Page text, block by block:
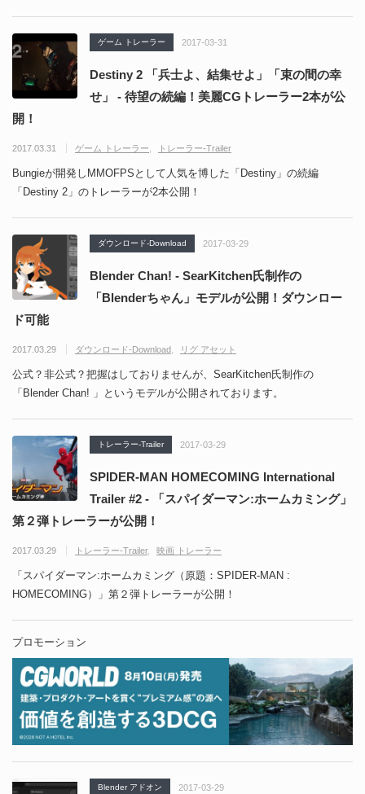
ゲーム トレーラー 2017-03-31
Destiny 2 「兵士よ、結集せよ」「束の間の幸
せ」 - 待望の続編！美麗CGトレーラー2本が公
開！
2017.03.31 ゲーム トレーラー トレーラー-Trailer
Bungieが開発しMMOFPSとして人気を博した「Destiny」の続編
「Destiny 2」のトレーラーが2本公開！
ダウンロード-Download 2017-03-29
Blender Chan! - SearKitchen氏制作の
「Blenderちゃん」モデルが公開！ダウンロー
ド可能
2017.03.29 ダウンロード-Download リグ アセット
公式？非公式？把握はしておりませんが、SearKitchen氏制作の
「Blender Chan! 」というモデルが公開されております。
トレーラー-Trailer 2017-03-29
SPIDER-MAN HOMECOMING International
Trailer #2 - 「スパイダーマン:ホームカミング」
第２弾トレーラーが公開！
2017.03.29 トレーラー-Trailer 映画 トレーラー
「スパイダーマン:ホームカミング（原題：SPIDER-MAN :
HOMECOMING）」第２弾トレーラーが公開！
プロモーション
Blender アドオン 2017-03-29